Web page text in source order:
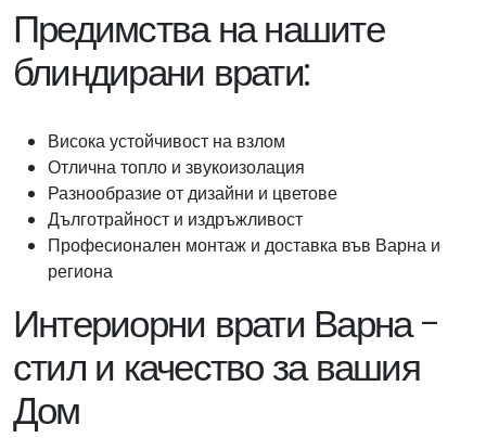
Предимства на нашите
блиндирани врати:
Висока устойчивост на взлом
Отлична топло и звукоизолация
Разнообразие от дизайни и цветове
Дълготрайност и издръжливост
Професионален монтаж и доставка във Варна и
региона
Интериорни врати Варна -
стил и качество за вашия
Дом